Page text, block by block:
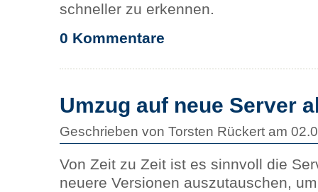
schneller zu erkennen.
0 Kommentare
Umzug auf neue Server
Geschrieben von Torsten Rückert am
Von Zeit zu Zeit ist es sinnvoll die
neuere Versionen auszutauschen,